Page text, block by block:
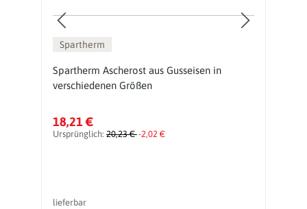
Spartherm
Spartherm Ascherost aus Gusseisen in
verschiedenen Größen
18,21 €
Ursprünglich: 20,23 €-2,02 €
lieferbar